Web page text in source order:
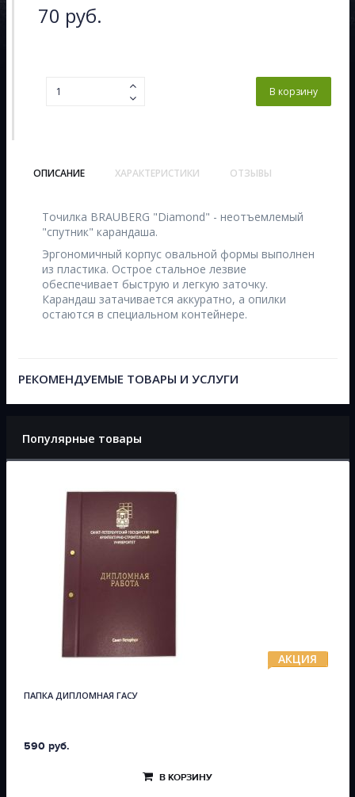
70 руб.
В корзину
ОПИСАНИЕ ХАРАКТЕРИСТИКИ ОТЗЫВЫ
Точилка BRAUBERG "Diamond" - неотъемлемый
"спутник" карандаша.
Эргономичный корпус овальной формы выполнен
из пластика. Острое стальное лезвие
обеспечивает быструю и легкую заточку.
Карандаш затачивается аккуратно, а опилки
остаются в специальном контейнере.
РЕКОМЕНДУЕМЫЕ ТОВАРЫ И УСЛУГИ
Популярные товары
АКЦИЯ
ПАПКА ДИПЛОМНАЯ ГАСУ
590 руб.
В КОРЗИНУ